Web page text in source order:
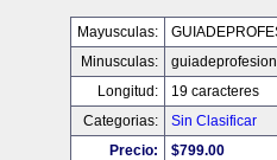
Mayusculas:
Minusculas:
Longitud:
19 caracteres
Categorias:
Sin Clasificar
Precio:
$799.00